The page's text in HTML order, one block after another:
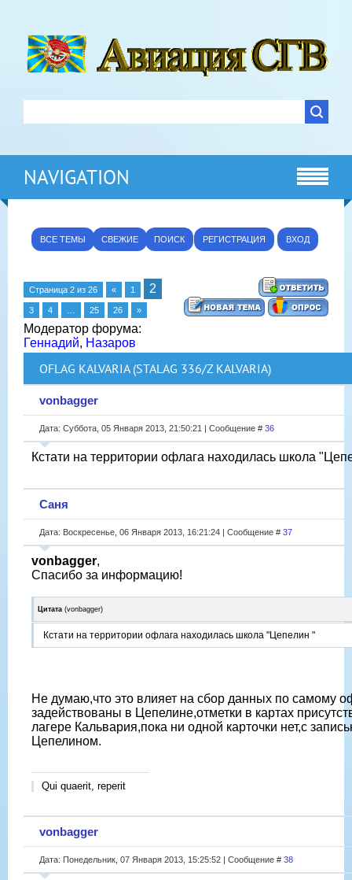
NAVIGATION
ВСЕ ТЕМЫ СВЕЖИЕ ПОИСК РЕГИСТРАЦИЯ ВХОД
Страница 2 из 26 « 1 2
3 4 25 26 »
Модератор форума:
Геннадий, Назаров
OFLAG KALVARIA (STALAG 336/Z KALVARIA)
vonbagger
Дата: Суббота, 05 Января 2013, 21:50:21 | Сообщение # 36
Кстати на территории офлага находилась школа
Саня
Дата: Воскресенье, 06 Января 2013, 16:21:24 | Сообщение # 37
vonbagger,
Спасибо за информацию!
Цитата (vonbagger)
Кстати на территории офлага находилась школа "Цепелин "
Не думаю,что это влияет на сбор данных по самому
задействованы в Цепелине,отметки в картах
лагере Кальвария,пока ни одной карточки нет,с
Цепелином.
Qui quaerit, reperit
vonbagger
Дата: Понедельник, 07 Января 2013, 15:25:52 | Сообщение # 38